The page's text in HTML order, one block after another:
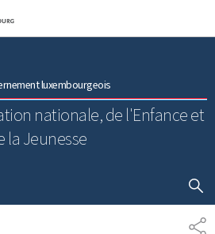
menu principal
au contenu
luxembourgeois
nationale, de l'Enfance et
la Jeunesse